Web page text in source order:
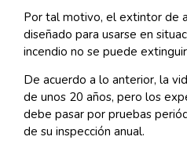
Por tal motivo, el extintor de
diseñado para usarse en
incendio no se puede
De acuerdo a lo anterior, la
de unos 20 años, pero los
debe pasar por pruebas
de su inspección anual.